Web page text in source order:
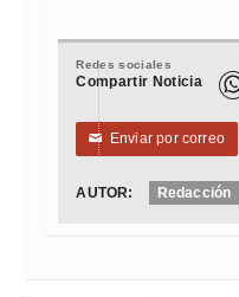
Redes sociales
Compartir Noticia
✉ Enviar por correo
AUTOR: Redacción